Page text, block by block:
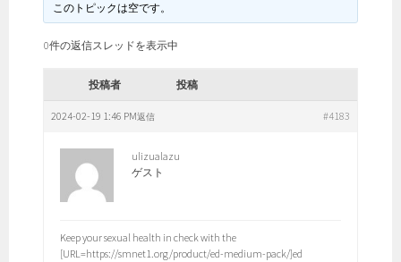
このトピックは空です。
0件の返信スレッドを表示中
投稿者 投稿
2024-02-19 1:46 PM #4183
返信
ulizualazu
ゲスト
Keep your sexual health in check with the
[URL=https://smnet1.org/product/ed-medium-pack/]ed